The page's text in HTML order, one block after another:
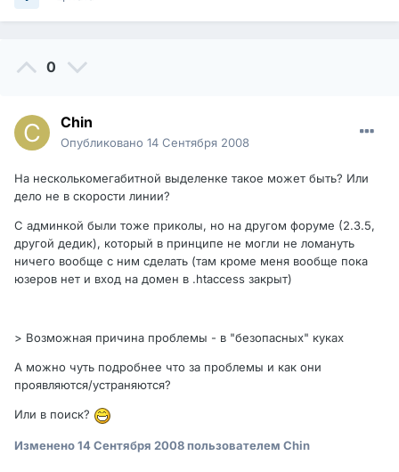
0
Chin
Опубликовано 14 Сентября 2008
На несколькомегабитной выделенке такое может быть? Или
дело не в скорости линии?
С админкой были тоже приколы, но на другом форуме (2.3.5,
другой дедик), который в принципе не могли не ломануть
ничего вообще с ним сделать (там кроме меня вообще пока
юзеров нет и вход на домен в .htaccess закрыт)
> Возможная причина проблемы - в "безопасных" куках
А можно чуть подробнее что за проблемы и как они
проявляются/устраняются?
Или в поиск?
Изменено14 Сентября 2008пользователем Chin